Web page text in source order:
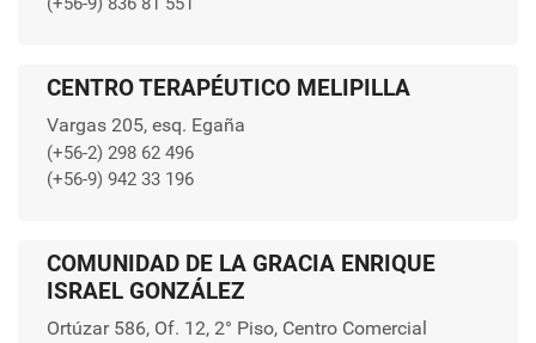
CENTRO TERAPÉUTICO MELIPILLA
Vargas 205, esq. Egaña
(+56-2) 298 62 496
(+56-9) 942 33 196
COMUNIDAD DE LA GRACIA ENRIQUE
ISRAEL GONZÁLEZ
Ortúzar 586, Of. 12, 2° Piso, Centro Comercial